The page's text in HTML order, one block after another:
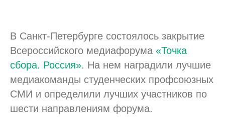
В Санкт-Петербурге состоялось закрытие
Всероссийского медиафорума «Точка
сбора. Россия». На нем наградили лучшие
медиакоманды студенческих профсоюзных
СМИ и определили лучших участников по
шести направлениям форума.